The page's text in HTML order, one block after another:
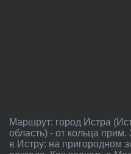
Маршрут: город Истра (Истринский район, Московская
область) - от кольца
в Истру: на пригородном